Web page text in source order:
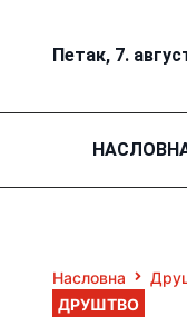
Петак, 7.
Насловна
ДРУШТВО